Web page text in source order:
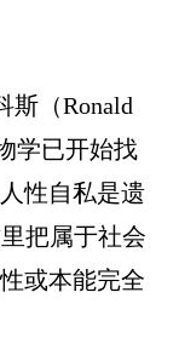
斯（Ronald
学已开始找
性自私是遗
把属于社会
或本能完全